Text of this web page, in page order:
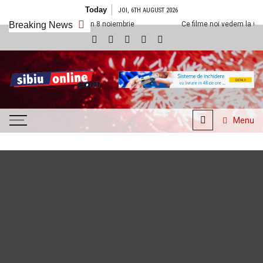
Today JOI, 6TH AUGUST 2026
Breaking News
Sibiu din 8 noiembrie Ce filme noi vedem la Cineplexx Sibiu din 1
SibiuOnline.com
… locatii si evenimente din
Sibiu!!!
Menu